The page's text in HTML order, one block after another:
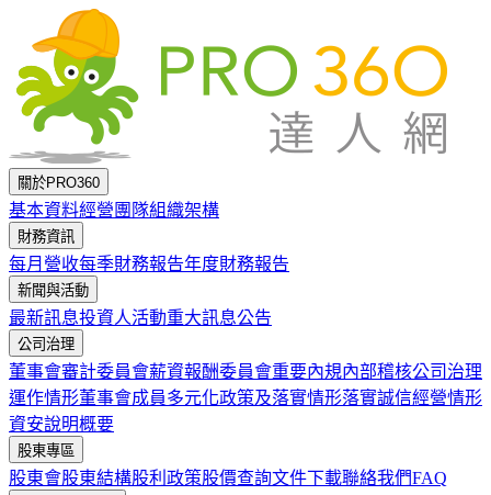
跳到主要內容
關於PRO360
基本資料經營團隊組織架構
財務資訊
每月營收每季財務報告年度財務報告
新聞與活動
最新訊息投資人活動重大訊息公告
公司治理
董事會審計委員會薪資報酬委員會重要內規內部稽核公司治理
運作情形董事會成員多元化政策及落實情形落實誠信經營情形
資安說明概要
股東專區
股東會股東結構股利政策股價查詢文件下載聯絡我們FAQ